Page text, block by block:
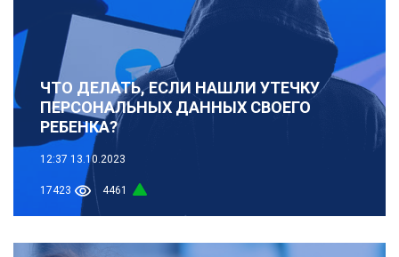
ЧТО ДЕЛАТЬ, ЕСЛИ НАШЛИ УТЕЧКУ
ПЕРСОНАЛЬНЫХ ДАННЫХ СВОЕГО
РЕБЕНКА?
12:37 13.10.2023
17423 4461